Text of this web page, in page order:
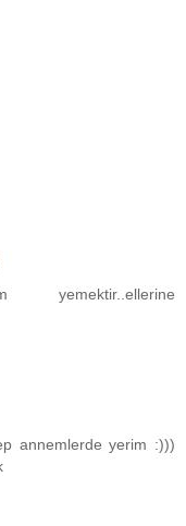
annemlerde yerim :)))